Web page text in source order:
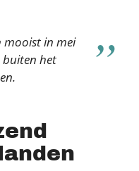
mooist in mei
buiten het